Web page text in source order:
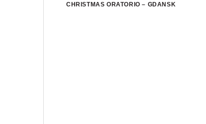
CHRISTMAS ORATORIO – GDANSK